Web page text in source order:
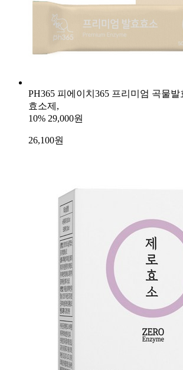
PH365 피에이치365 프리미엄 곡물
효소제,
10% 29,000원
26,100원